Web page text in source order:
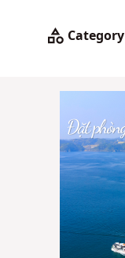
Category